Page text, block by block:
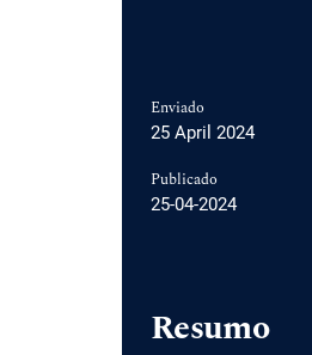
Enviado
25 April 2024
Publicado
25-04-2024
Resumo